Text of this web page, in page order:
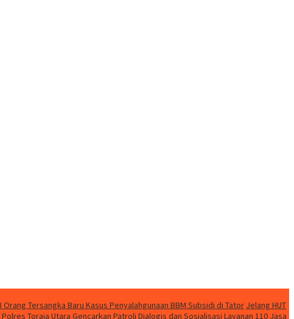
Orang Tersangka Baru Kasus Penyalahgunaan BBM Subsidi di Tator Jelang HUT
Toraja Utara Gencarkan Patroli Dialogis dan Sosialisasi Layanan 110 Jasa